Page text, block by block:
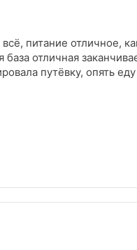
питание отличное,
отличная
путёвку, опять